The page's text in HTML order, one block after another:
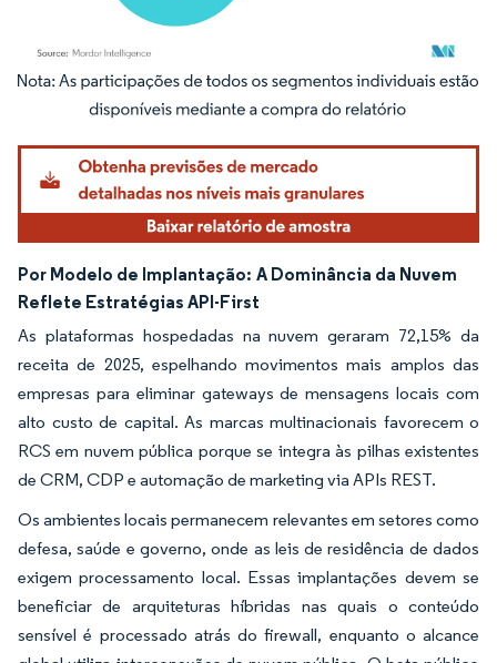
Imagem © Mordor Intelligence. O reuso requer atribuição conforme CC BY 4.0.
Por Modelo de Implantação: A Dominância da Nuvem
Reflete Estratégias API-First
As plataformas hospedadas na nuvem geraram 72,15% da
receita de 2025, espelhando movimentos mais amplos das
empresas para eliminar gateways de mensagens locais com
alto custo de capital. As marcas multinacionais favorecem o
RCS em nuvem pública porque se integra às pilhas existentes
de CRM, CDP e automação de marketing via APIs REST.
Os ambientes locais permanecem relevantes em setores como
defesa, saúde e governo, onde as leis de residência de dados
exigem processamento local. Essas implantações devem se
beneficiar de arquiteturas híbridas nas quais o conteúdo
sensível é processado atrás do firewall, enquanto o alcance